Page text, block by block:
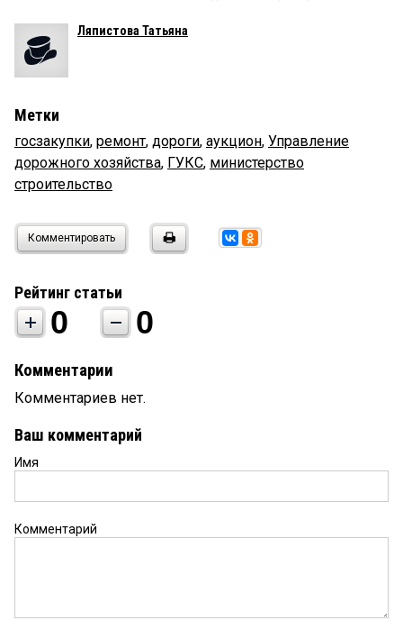
Ляпистова Татьяна
Метки
госзакупки, ремонт, дороги, аукцион, Управление
дорожного хозяйства, ГУКС, министерство
строительство
Комментировать
Рейтинг статьи
0 0
Комментарии
Комментариев нет.
Ваш комментарий
Имя
Комментарий